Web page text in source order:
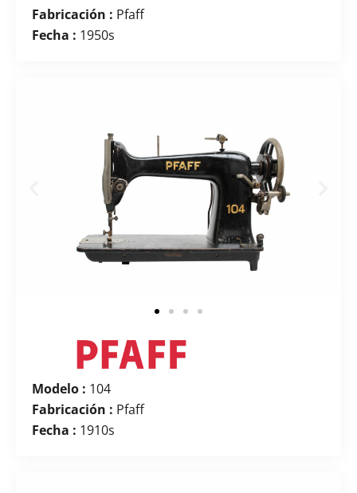
Fabricación : Pfaff
Fecha : 1950s
Modelo : 104
Fabricación : Pfaff
Fecha : 1910s